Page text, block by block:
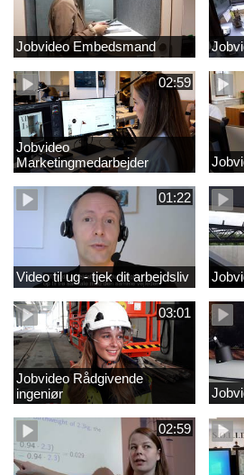
Jobvideo Embedsmand
02:59
Jobvideo
Marketingmedarbejder
01:22
Video til ug - tjek dit arbejdsliv
03:01
Jobvideo Rådgivende
ingeniør
02:59